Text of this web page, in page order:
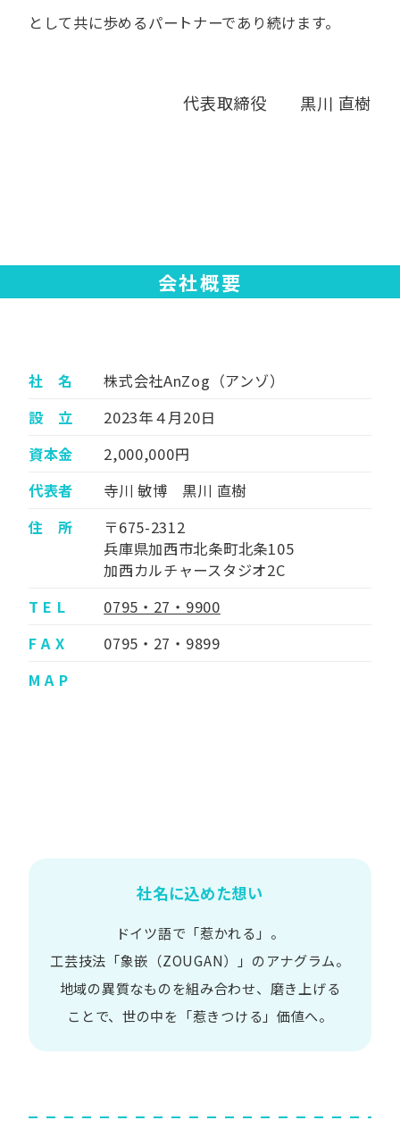
と​して共に​歩める​パートナーであり続けます。
代表取締役 黒川 直樹
会社概要
社 名
株式会社AnZog（アンゾ）
設 立
2023年４月20日
資本金
2,000,000円
代表者
寺川 敏博 黒川 直樹
住 所
〒675-2312
兵庫県加西市北条町北条105
加西カルチャースタジオ2C
T E L
0795・27・9900
F A X
0795・27・9899
M A P
社名に込めた想い
ドイツ語で​「惹かれる」。
工芸技法​「象嵌​（ZOUGAN）」の​アナグラム。
地域の​異質な​ものを​組み合わせ、 磨き上げる​
ことで、 世の​中を​「惹きつける」価値へ。​